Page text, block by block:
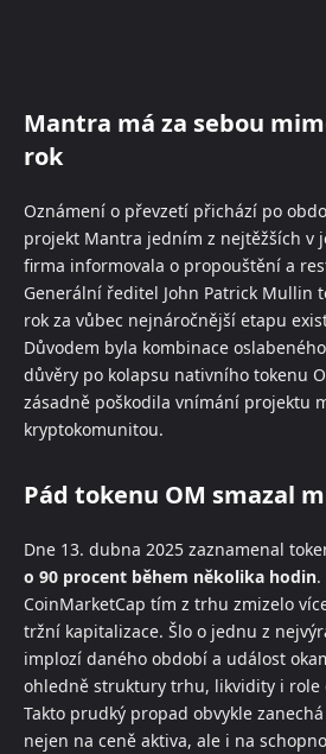
Mantra má za sebou
rok
Oznámení o převzetí přichází po
projekt Mantra jedním z nejtěžších v
firma informovala o propouštění a
Generální ředitel John Patrick Mullin
rok za vůbec nejnáročnější etapu
Důvodem byla kombinace
důvěry po kolapsu nativního tokenu
zásadně poškodila vnímání projektu
kryptokomunitou.
Pád tokenu OM smazal
Dne 13. dubna 2025 zaznamenal
o 90 procent během několika hodin.
CoinMarketCap tím z trhu zmizelo
tržní kapitalizace. Šlo o jednu z
implozí daného období a událost
ohledně struktury trhu, likvidity i role
Takto prudký propad obvykle
nejen na ceně aktiva, ale i na